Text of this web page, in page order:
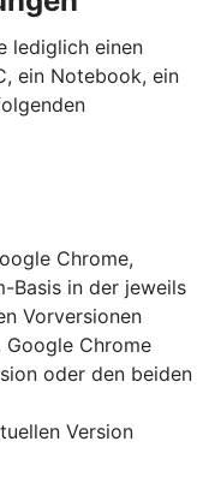
lediglich einen
ein Notebook, ein
Chrome,
Basis in der jeweils
Vorversionen
Google Chrome
oder den beiden
Version